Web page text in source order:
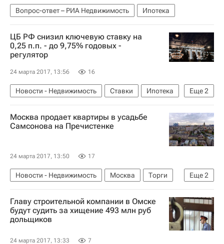
Вопрос-ответ – РИА Недвижимость Ипотека
ЦБ РФ снизил ключевую ставку на
0,25 п.п. - до 9,75% годовых -
регулятор
24 марта 2017, 13:56 16
Еще2
Новости - Недвижимость Ставки
Ипотека
Центральный Банк РФ (ЦБ РФ)
Россия
Москва продает квартиры в усадьбе
Самсонова на Пречистенке
24 марта 2017, 13:50 17
Еще2
Новости - Недвижимость Москва
Торги
Недвижимость
Россия
Главу строительной компании в Омске
будут судить за хищение 493 млн руб
дольщиков
24 марта 2017, 13:33 7